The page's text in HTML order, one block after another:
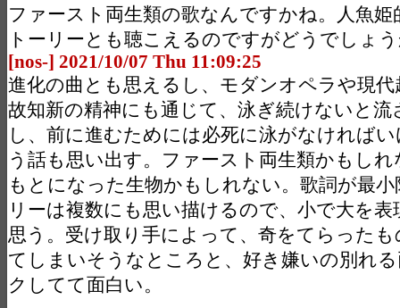
ファースト両生類の歌なんですかね。人魚姫
トーリーとも聴こえるのですがどうでしょ
[nos-] 2021/10/07 Thu 11:09:25
進化の曲とも思えるし、モダンオペラや現代
故知新の精神にも通じて、泳ぎ続けないと流
し、前に進むためには必死に泳がなければ
う話も思い出す。ファースト両生類かもし
もとになった生物かもしれない。歌詞が最
リーは複数にも思い描けるので、小で大を
思う。受け取り手によって、奇をてらった
てしまいそうなところと、好き嫌いの別れ
クしてて面白い。